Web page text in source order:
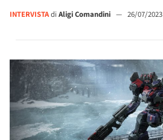
INTERVISTAdi Aligi Comandini — 26/07/2023